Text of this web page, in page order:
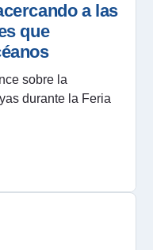
a las
que
sobre la
durante la Feria